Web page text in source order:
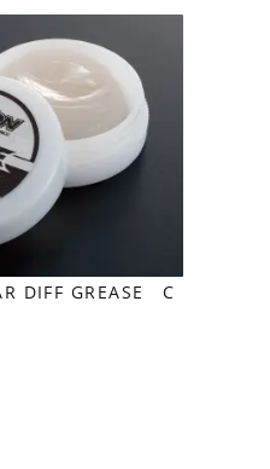
DIFF GREASE C